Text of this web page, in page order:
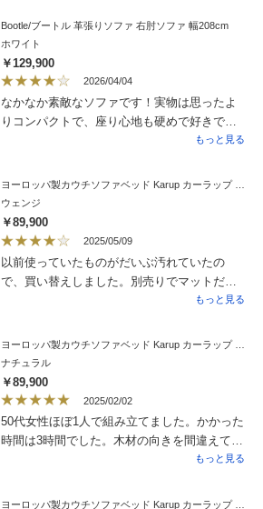
点々とついたものが飛び出してきて、組み立
てしてくれた方も商品が汚れているので、と
言ってティッシュペーパーで、部品を拭いて
くれていました。部品も全て組み立てが必要
な状態になっていて、組み立てをお願いした
のは、大正解だったと思いました。商品自体
は、木製で軽めであり、両端の木製部分を少
す。座っても寝ても使えるのは、とても便利
で使いやすいと思います。クッションのベッ
ドマットも、違和感なく見れるなかなか良く
考えられた形状だと思います。総体的に見る
と、価格がもう少し安ければよかったなとは
思いますが、アイデアの詰まった商品でもあ
り、購入してよかったと思います。おすすめ
Bootle/ブートル 革張りソファ 右肘ソファ 幅208cm
ホワイト
￥129,900
2026/04/04
なかなか素敵なソファです！実物は思ったよ
りコンパクトで、座り心地も硬めで好きで
す。かなり細足だったのでサイズなど事前に
た。それにしても最近のソファは裏張りがな
ぜ不織布なんでしょうか..不織布は数年経つと
劣化して破けてボロボロと落ちて来ます。昔
はちゃんと薄手の布だったのに。革を手入れ
しても裏がボロボロになってはねえ。なんで
でしょうか。
もっと見る
ヨーロッパ製カウチソファベッド Karup カーラップ FutonII／フートン
ウェンジ
￥89,900
2025/05/09
以前使っていたものがだいぶ汚れていたの
で、買い替えしました。別売りでマットだけ
を売っていれば、そのほうが良かったのです
もっと見る
ナチュラル
￥89,900
2025/02/02
50代女性ほぼ1人で組み立てました。かかった
時間は3時間でした。木材の向きを間違えて組
み立てたりしてやり直しが何回かありまし
伝ってもらいました。六角レンチがすぐに溝
もっと見る